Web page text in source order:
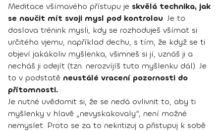
Meditace všímavého přístupu je skvělá technika, jak
se naučit mít svoji mysl pod kontrolou. Je to
doslova trénink mysli, kdy se rozhoduješ všímat si
určitého vjemu, například dechu, s tím, že když se ti
objeví jakákoliv myšlenka, všimneš si jí, uznáš ji a
necháš ji odejít (tzn. nerozvíjíš tuto myšlenku dál). Je
to v podstatě neustálé vracení pozornosti do
přítomnosti.
Je nutné uvědomit si, že se nedá ovlivnit to, aby ti
myšlenky v hlavě „nevyskakovaly“, není možné
nemyslet. Proto se za to nekritizuj a přistupuj k sobě